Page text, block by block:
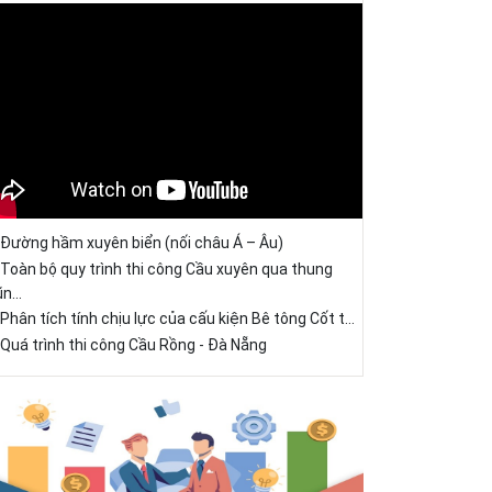
Đường hầm xuyên biển (nối châu Á – Âu)
Toàn bộ quy trình thi công Cầu xuyên qua thung
Phân tích tính chịu lực của cấu kiện Bê tông Cốt t...
Quá trình thi công Cầu Rồng - Đà Nẵng